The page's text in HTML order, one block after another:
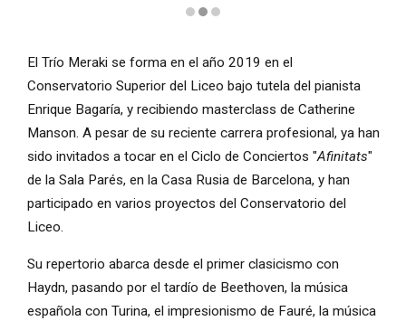
El Trío Meraki se forma en el año 2019 en el
Conservatorio Superior del Liceo bajo tutela del pianista
Enrique Bagaría, y recibiendo masterclass de Catherine
Manson. A pesar de su reciente carrera profesional, ya han
sido invitados a tocar en el Ciclo de Conciertos "Afinitats"
de la Sala Parés, en la Casa Rusia de Barcelona, y han
participado en varios proyectos del Conservatorio del
Liceo.
Su repertorio abarca desde el primer clasicismo con
Haydn, pasando por el tardío de Beethoven, la música
española con Turina, el impresionismo de Fauré, la música